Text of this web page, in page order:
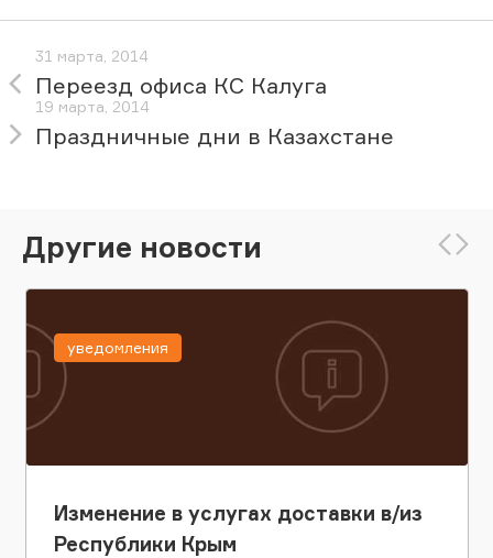
31 марта, 2014
Переезд офиса КС Калуга
19 марта, 2014
Праздничные дни в Казахстане
Другие новости
Изменение в услугах доставки в/из
Республики Крым
уведомления